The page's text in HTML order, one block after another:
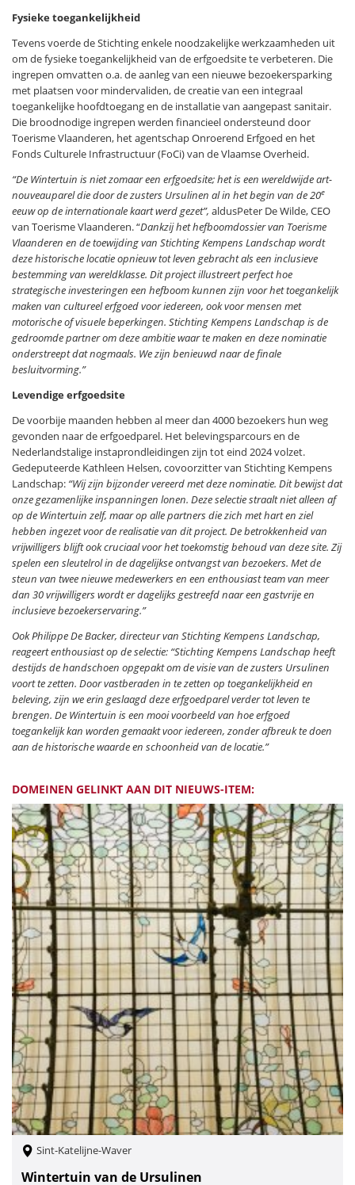
Fysieke toegankelijkheid
Tevens voerde de Stichting enkele noodzakelijke werkzaamheden uit
om de fysieke toegankelijkheid van de erfgoedsite te verbeteren. Die
ingrepen omvatten o.a. de aanleg van een nieuwe bezoekersparking
met plaatsen voor mindervaliden, de creatie van een integraal
toegankelijke hoofdtoegang en de installatie van aangepast sanitair.
Die broodnodige ingrepen werden financieel ondersteund door
Toerisme Vlaanderen, het agentschap Onroerend Erfgoed en het
Fonds Culturele Infrastructuur (FoCi) van de Vlaamse Overheid.
“De Wintertuin is niet zomaar een erfgoedsite; het is een wereldwijde art-
nouveauparel die door de zusters Ursulinen al in het begin van de 20e
eeuw op de internationale kaart werd gezet”, aldusPeter De Wilde, CEO
van Toerisme Vlaanderen. “Dankzij het hefboomdossier van Toerisme
Vlaanderen en de toewijding van Stichting Kempens Landschap wordt
deze historische locatie opnieuw tot leven gebracht als een inclusieve
bestemming van wereldklasse. Dit project illustreert perfect hoe
strategische investeringen een hefboom kunnen zijn voor het toegankelijk
maken van cultureel erfgoed voor iedereen, ook voor mensen met
motorische of visuele beperkingen. Stichting Kempens Landschap is de
gedroomde partner om deze ambitie waar te maken en deze nominatie
onderstreept dat nogmaals. We zijn benieuwd naar de finale
besluitvorming.”
Levendige erfgoedsite
De voorbije maanden hebben al meer dan 4000 bezoekers hun weg
gevonden naar de erfgoedparel. Het belevingsparcours en de
Nederlandstalige instaprondleidingen zijn tot eind 2024 volzet.
Gedeputeerde Kathleen Helsen, covoorzitter van Stichting Kempens
Landschap: “Wij zijn bijzonder vereerd met deze nominatie. Dit bewijst dat
onze gezamenlijke inspanningen lonen. Deze selectie straalt niet alleen af
op de Wintertuin zelf, maar op alle partners die zich met hart en ziel
hebben ingezet voor de realisatie van dit project. De betrokkenheid van
vrijwilligers blijft ook cruciaal voor het toekomstig behoud van deze site. Zij
spelen een sleutelrol in de dagelijkse ontvangst van bezoekers. Met de
steun van twee nieuwe medewerkers en een enthousiast team van meer
dan 30 vrijwilligers wordt er dagelijks gestreefd naar een gastvrije en
inclusieve bezoekerservaring.”
Ook Philippe De Backer, directeur van Stichting Kempens Landschap,
reageert enthousiast op de selectie: “Stichting Kempens Landschap heeft
destijds de handschoen opgepakt om de visie van de zusters Ursulinen
voort te zetten. Door vastberaden in te zetten op toegankelijkheid en
beleving, zijn we erin geslaagd deze erfgoedparel verder tot leven te
brengen. De Wintertuin is een mooi voorbeeld van hoe erfgoed
toegankelijk kan worden gemaakt voor iedereen, zonder afbreuk te doen
aan de historische waarde en schoonheid van de locatie.”
DOMEINEN GELINKT AAN DIT NIEUWS-ITEM:
Sint-Katelijne-Waver
Wintertuin van de Ursulinen